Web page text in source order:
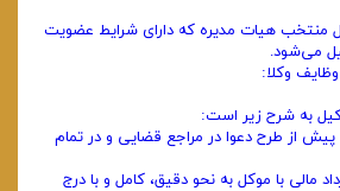
منتخب هیات ‌مدیره که دارای شرایط عضویت
می‌شود.
وکلا:
به شرح زیر است:
از طرح دعوا در مراجع قضایی و در تمام
مالی با موکل به نحو دقیق، کامل و با درج